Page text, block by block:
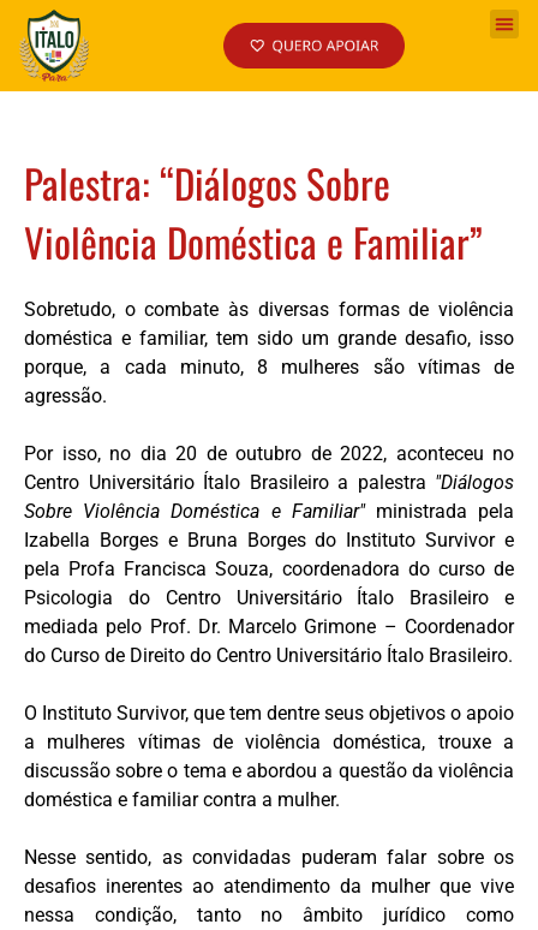
Palestra: “Diálogos Sobre
Violência Doméstica e Familiar”
Sobretudo, o combate às diversas formas de violência
doméstica e familiar, tem sido um grande desafio, isso
porque, a cada minuto, 8 mulheres são vítimas de
agressão.
Por isso, no dia 20 de outubro de 2022, aconteceu no
Centro Universitário Ítalo Brasileiro a palestra "Diálogos
Sobre Violência Doméstica e Familiar"ministrada pela
Izabella Borges e Bruna Borges do Instituto Survivor e
pela Profa Francisca Souza, coordenadora do curso de
Psicologia do Centro Universitário Ítalo Brasileiro e
mediada pelo Prof. Dr. Marcelo Grimone – Coordenador
do Curso de Direito do Centro Universitário Ítalo Brasileiro.
O Instituto Survivor, que tem dentre seus objetivos o apoio
a mulheres vítimas de violência doméstica, trouxe a
discussão sobre o tema e abordou a questão da violência
doméstica e familiar contra a mulher.
Nesse sentido, as convidadas puderam falar sobre os
desafios inerentes ao atendimento da mulher que vive
nessa condição, tanto no âmbito jurídico como